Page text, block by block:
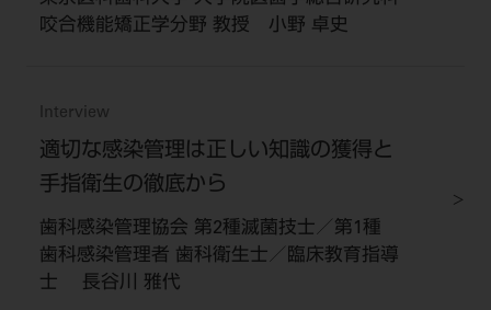
咬合機能矯正学分野 教授 小野 卓史
Interview
適切な感染管理は正しい知識の獲得と
手指衛生の徹底から
歯科感染管理協会 第2種滅菌技士／第1種
歯科感染管理者 歯科衛生士／臨床教育指導
士 長谷川 雅代